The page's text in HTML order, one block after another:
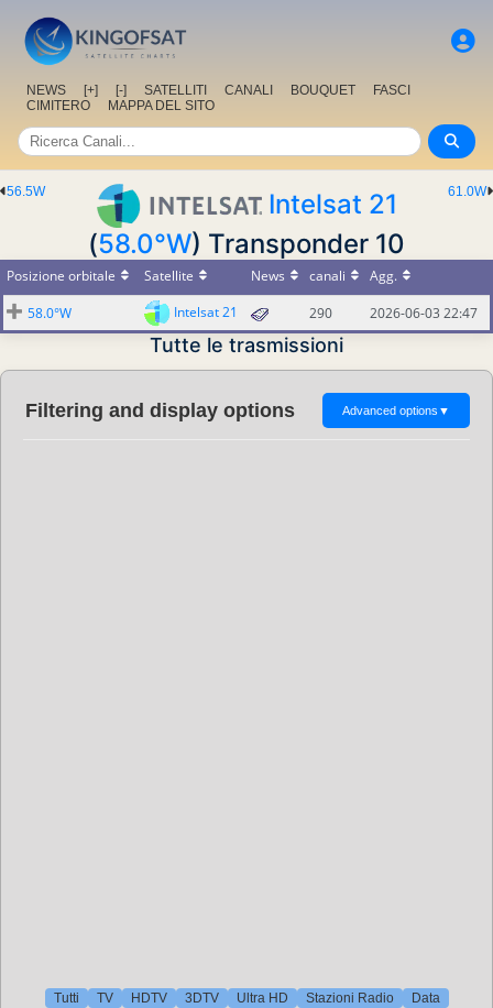
NEWS [+] [-] SATELLITI CANALI BOUQUET
FASCI
CIMITERO
MAPPA DEL SITO
61.0W
56.5W
Intelsat 21
(58.0°W) Transponder 10
Posizione orbitale Satellite News canali
Agg.
58.0°W
Intelsat 21 290 2026-06-03 22:47
Tutte le trasmissioni
Filtering and display options Advanced options ▼
Tutti TV HDTV 3DTV Ultra HD Stazioni Radio
Data